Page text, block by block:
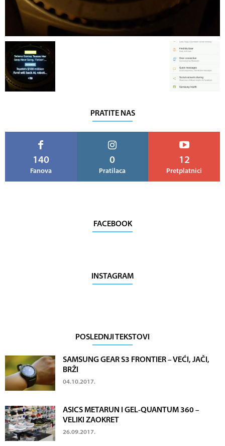
PRATITE NAS
140
Fanova
0
Pratilaca
12
Pretplatnici
FACEBOOK
INSTAGRAM
POSLEDNJI TEKSTOVI
SAMSUNG GEAR S3 FRONTIER – VEĆI, JAČI,
BRŽI
04.10.2017.
ASICS METARUN I GEL-QUANTUM 360 –
VELIKI ZAOKRET
26.09.2017.